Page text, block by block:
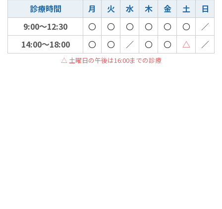
診療時間 月 火 水 木 金 土
日
9:00～12:30
〇 〇 〇 〇 〇 〇
／
14:00～18:00
〇 〇 ／ 〇 〇 △ ／
△ 土曜日の午後は16:00までの診療